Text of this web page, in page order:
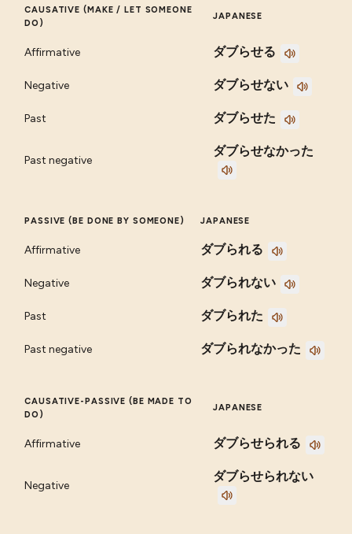
CAUSATIVE (MAKE / LET SOMEONE
DO)
JAPANESE
Affirmative ダブらせる
Negative ダブらせない
Past ダブらせた
Past negative
ダブらせなかった
PASSIVE (BE DONE BY SOMEONE) JAPANESE
Affirmative ダブられる
Negative ダブられない
Past ダブられた
Past negative ダブられなかった
CAUSATIVE-PASSIVE (BE MADE TO
DO)
JAPANESE
Affirmative ダブらせられる
Negative
ダブらせられない